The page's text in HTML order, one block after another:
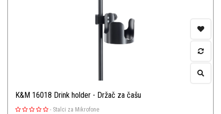
K&M 16018 Drink holder - Držač za čašu
- Stalci za Mikrofone